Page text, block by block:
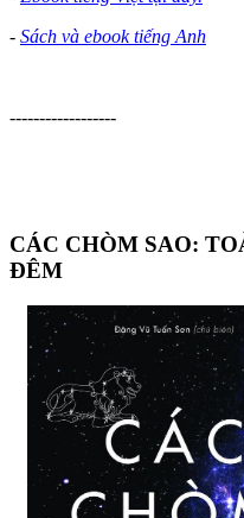
- Sách và ebook tiếng Anh
------------------
CÁC CHÒM SAO:
ĐÊM